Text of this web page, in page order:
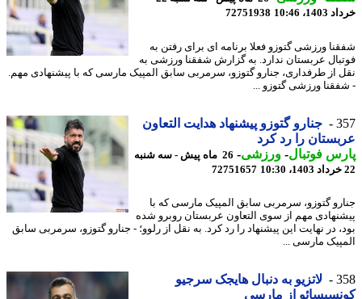
10:46
72751938
ورزشی گتوزو فعلا برنامه ای برای رفتن به
عربستان ندارد. به گزارش شفقنا ورزشی به
از طرفداری، جنارو گتوزو، سرمربی سابق المپیک مارسی که با پیشنهادی مهم.
ورزشی گتوزو ...
جنارو گتوزو پیشنهاد هدایت التعاون
را رد کرد
فوتبال-ورزشی-
26 ماه پیش - سه شنبه
72751657
گتوزو، سرمربی سابق المپیک مارسی که با
مهم از سوی التعاون عربستان روبرو شده
در نهایت این پیشنهاد را رد کرد. به نقل از رلوو؛ - جنارو گتوزو، سرمربی سابق
مارسی ...
لاتزیو به دنبال هایجک سرجیو
از مارسی